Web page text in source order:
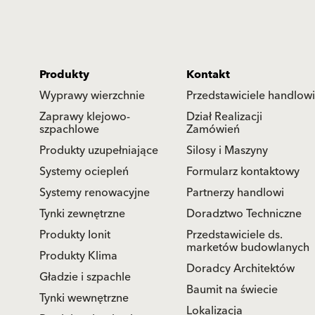
Produkty
Wyprawy wierzchnie
Zaprawy klejowo-
szpachlowe
Produkty uzupełniające
Systemy ociepleń
Systemy renowacyjne
Tynki zewnętrzne
Produkty Ionit
Produkty Klima
Gładzie i szpachle
Tynki wewnętrzne
Kontakt
Przedstawiciele handlowi
Dział Realizacji
Zamówień
Silosy i Maszyny
Formularz kontaktowy
Partnerzy handlowi
Doradztwo Techniczne
Przedstawiciele ds.
marketów budowlanych
Doradcy Architektów
Baumit na świecie
Lokalizacja